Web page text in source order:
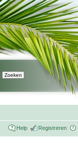
Help Registreren